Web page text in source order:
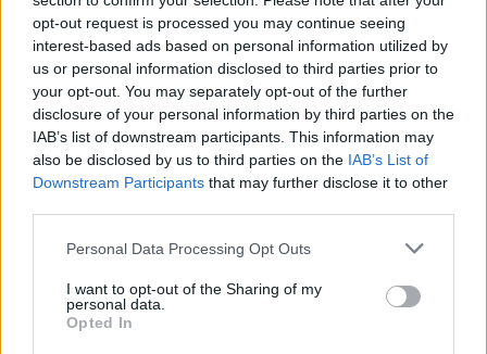
opt-out request is processed you may continue seeing
interest-based ads based on personal information utilized by
us or personal information disclosed to third parties prior to
your opt-out. You may separately opt-out of the further
disclosure of your personal information by third parties on the
IAB’s list of downstream participants. This information may
also be disclosed by us to third parties on the IAB’s List of
Downstream Participants that may further disclose it to other
Personal Data Processing Opt Outs
I want to opt-out of the Sharing of my
personal data.
Opted In
Τούρου 1, Γ. Λυμπεροπούλου 1.
Παιχνίδι από παντού στη Novibet με το
νέο Mobile App
Α2 Πόλο Γυναικών Πόλο Πόλο Α1 γυναικών